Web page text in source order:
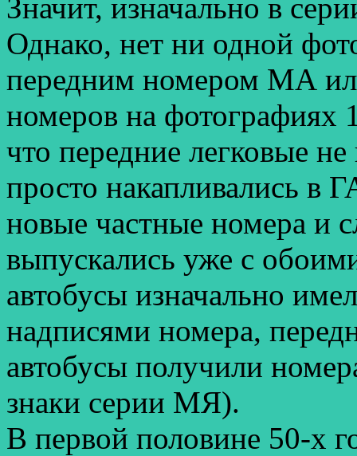
Значит, изначально в
Однако, нет ни одной
передним номером МА
номеров на фотографиях
что передние легковые
просто накапливались в
новые частные номера и
выпускались уже с
автобусы изначально
надписями номера,
автобусы получили
знаки серии МЯ).
В первой половине 50-х